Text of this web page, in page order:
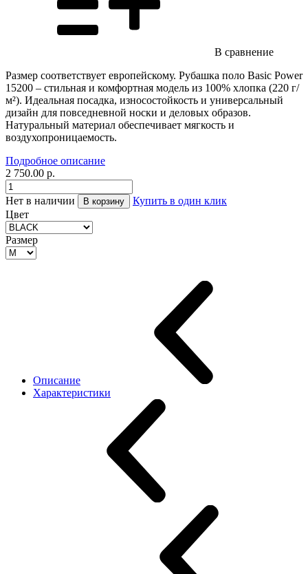
В сравнение
Размер соответствует европейскому. Рубашка поло Basic Power
15200 – стильная и комфортная модель из 100% хлопка (220 г/
м²). Идеальная посадка, износостойкость и универсальный
дизайн для повседневной носки и деловых образов.
Натуральный материал обеспечивает мягкость и
воздухопроницаемость.
Подробное описание
2 750.00 р.
Нет в наличии В корзину
Купить в один клик
Цвет
Размер
Описание
Характеристики